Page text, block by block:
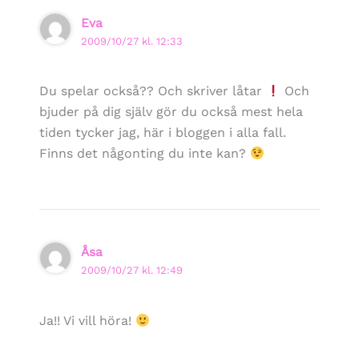
Eva
2009/10/27 kl. 12:33
Du spelar också?? Och skriver låtar
Och
bjuder på dig själv gör du också mest hela
tiden tycker jag, här i bloggen i alla fall.
Finns det någonting du inte kan?
Åsa
2009/10/27 kl. 12:49
Ja!! Vi vill höra!